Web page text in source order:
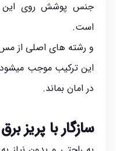
جنس پوشش روی این
است.
و رشته های اصلی از
این ترکیب موجب میشود
در امان بماند.
سازگار با پریز